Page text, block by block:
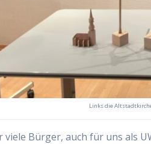
Links die
viele Bürger, auch für uns als